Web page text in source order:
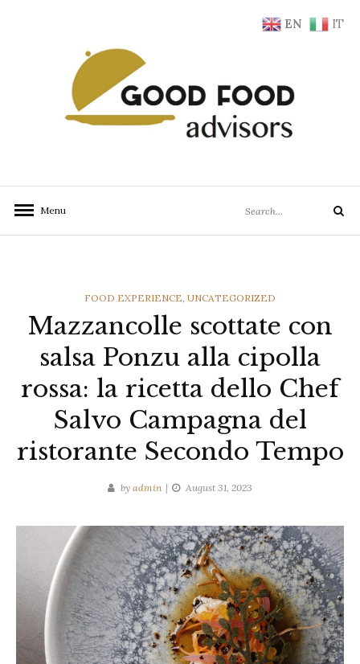
Menu
for:
Search
CATEGORIES
FOOD EXPERIENCE, UNCATEGORIZED
Mazzancolle scottate con
salsa Ponzu alla cipolla
rossa: la ricetta dello Chef
Salvo Campagna del
ristorante Secondo Tempo
by admin August 31, 2023
EN IT